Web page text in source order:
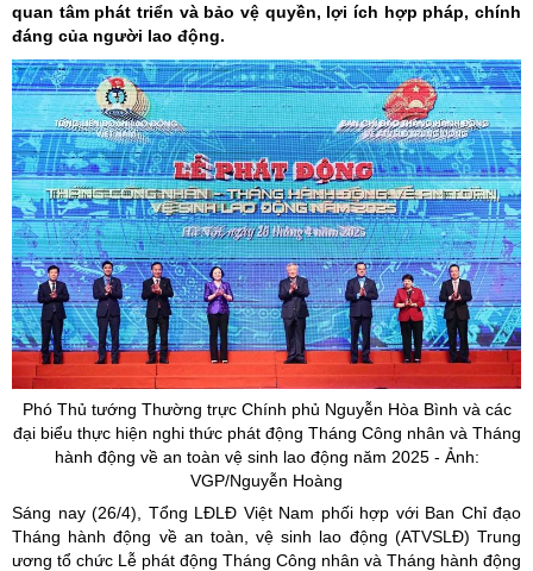
quan tâm phát triển và bảo vệ quyền, lợi ích hợp pháp, chính
đáng của người lao động.
Phó Thủ tướng Thường trực Chính phủ Nguyễn Hòa Bình và các
đại biểu thực hiện nghi thức phát động Tháng Công nhân và Tháng
hành động về an toàn vệ sinh lao động năm 2025 - Ảnh:
VGP/Nguyễn Hoàng
Sáng nay (26/4), Tổng LĐLĐ Việt Nam phối hợp với Ban Chỉ đạo
Tháng hành động về an toàn, vệ sinh lao động (ATVSLĐ) Trung
ương tổ chức Lễ phát động Tháng Công nhân và Tháng hành động